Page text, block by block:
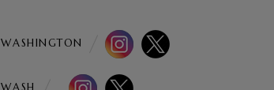
WASHINGTON